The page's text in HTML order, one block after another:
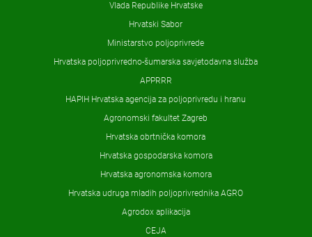
Vlada Republike Hrvatske
Hrvatski Sabor
Ministarstvo poljoprivrede
Hrvatska poljoprivredno-šumarska savjetodavna služba
APPRRR
HAPIH Hrvatska agencija za poljoprivredu i hranu
Agronomski fakultet Zagreb
Hrvatska obrtnička komora
Hrvatska gospodarska komora
Hrvatska agronomska komora
Hrvatska udruga mladih poljoprivrednika AGRO
Agrodox aplikacija
CEJA